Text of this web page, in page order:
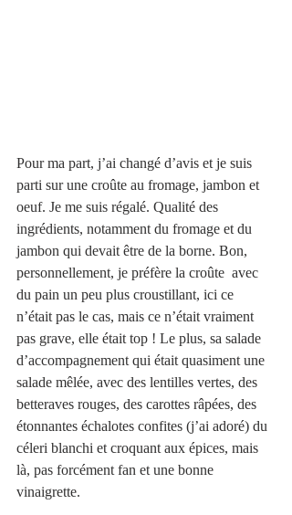
Pour ma part, j’ai changé d’avis et je suis
parti sur une croûte au fromage, jambon et
oeuf. Je me suis régalé. Qualité des
ingrédients, notamment du fromage et du
jambon qui devait être de la borne. Bon,
personnellement, je préfère la croûte  avec
du pain un peu plus croustillant, ici ce
n’était pas le cas, mais ce n’était vraiment
pas grave, elle était top ! Le plus, sa salade
d’accompagnement qui était quasiment une
salade mêlée, avec des lentilles vertes, des
betteraves rouges, des carottes râpées, des
étonnantes échalotes confites (j’ai adoré) du
céleri blanchi et croquant aux épices, mais
là, pas forcément fan et une bonne
vinaigrette.